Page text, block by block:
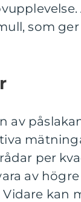
som
av
per
av
kan